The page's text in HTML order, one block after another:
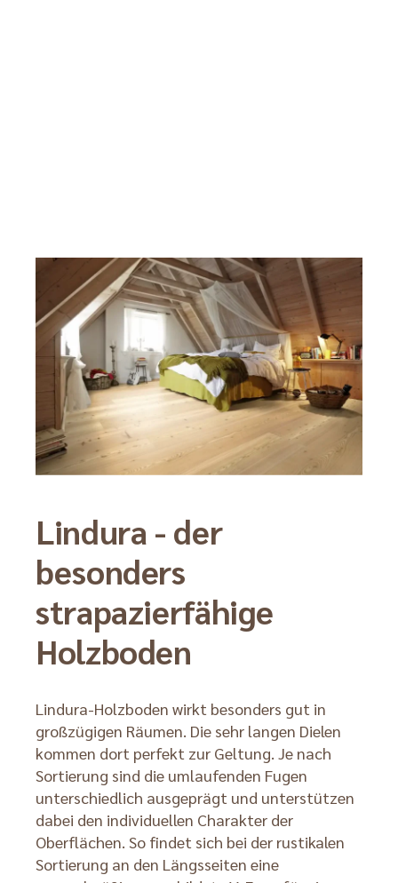
Lindura - der
besonders
strapazierfähige
Holzboden
Lindura-Holzboden wirkt besonders gut in
großzügigen Räumen. Die sehr langen Dielen
kommen dort perfekt zur Geltung. Je nach
Sortierung sind die umlaufenden Fugen
unterschiedlich ausgeprägt und unterstützen
dabei den individuellen Charakter der
Oberflächen. So findet sich bei der rustikalen
Sortierung an den Längsseiten eine